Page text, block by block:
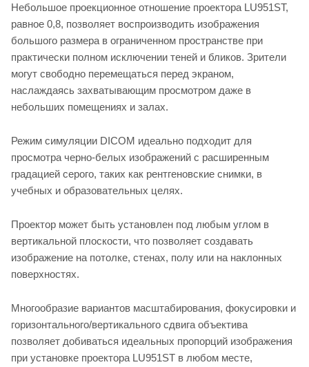
Небольшое проекционное отношение проектора LU951ST,
равное 0,8, позволяет воспроизводить изображения
большого размера в ограниченном пространстве при
практически полном исключении теней и бликов. Зрители
могут свободно перемещаться перед экраном,
наслаждаясь захватывающим просмотром даже в
небольших помещениях и залах.
Режим симуляции DICOM идеально подходит для
просмотра черно-белых изображений с расширенным
градацией серого, таких как рентгеновские снимки, в
учебных и образовательных целях.
Проектор может быть установлен под любым углом в
вертикальной плоскости, что позволяет создавать
изображение на потолке, стенах, полу или на наклонных
поверхностях.
Многообразие вариантов масштабирования, фокусировки и
горизонтального/вертикального сдвига объектива
позволяет добиваться идеальных пропорций изображения
при установке проектора LU951ST в любом месте,